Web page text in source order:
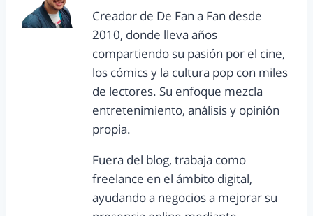
Creador de De Fan a Fan desde
2010, donde lleva años
compartiendo su pasión por el cine,
los cómics y la cultura pop con miles
de lectores. Su enfoque mezcla
entretenimiento, análisis y opinión
propia.
Fuera del blog, trabaja como
freelance en el ámbito digital,
ayudando a negocios a mejorar su